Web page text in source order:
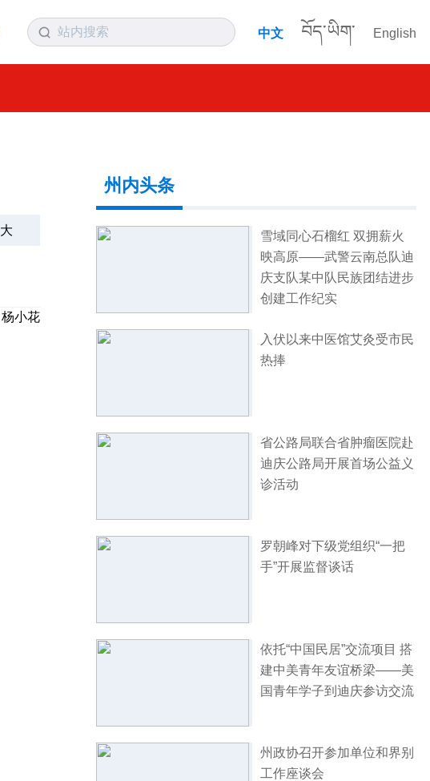
中文 བོད་ཡིག་ English
大
杨小花
州内头条
雪域同心石榴红 双拥薪火
映高原——武警云南总队迪
庆支队某中队民族团结进步
创建工作纪实
入伏以来中医馆艾灸受市民
热捧
省公路局联合省肿瘤医院赴
迪庆公路局开展首场公益义
诊活动
罗朝峰对下级党组织“一把
手”开展监督谈话
依托“中国民居”交流项目 搭
建中美青年友谊桥梁——美
国青年学子到迪庆参访交流
州政协召开参加单位和界别
工作座谈会